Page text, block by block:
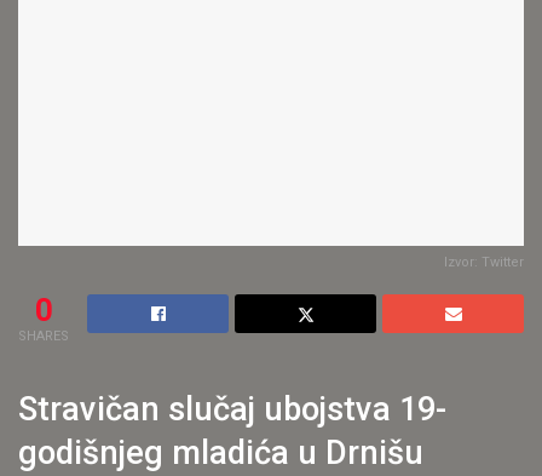
Izvor: Twitter
0
SHARES
Stravičan slučaj ubojstva 19-
godišnjeg mladića u Drnišu